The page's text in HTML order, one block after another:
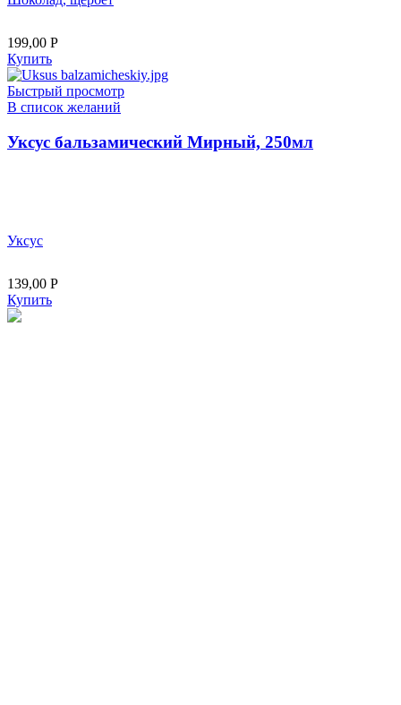
199,00 Р
Купить
Быстрый просмотр
В список желаний
Уксус бальзамический Мирный, 250мл
Уксус
139,00 Р
Купить